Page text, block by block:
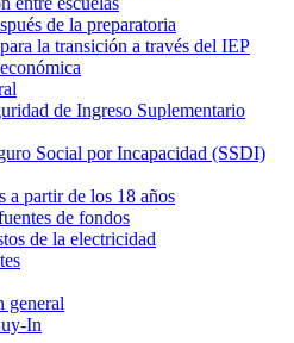
de la preparatoria
la transición a través del IEP
de Ingreso Suplementario
Social por Incapacidad (SSDI)
a partir de los 18 años
de fondos
de la electricidad
general
In